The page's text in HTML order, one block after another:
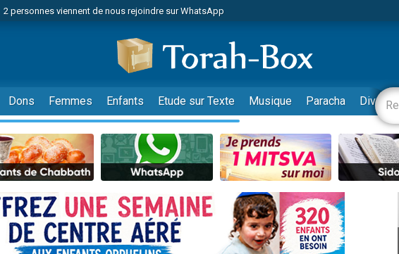
2 personnes viennent de nous rejoindre sur WhatsApp
12 nouvelles musiques dans Torah-Box Music
30 personnes viennent de faire un don pour Sauvez la jambe de Yohan
Il reste 49 places pour étudier en groupe sur Zoom
3 personnes viennent de nous rejoindre sur WhatsApp
2 personnes viennent de nous rejoindre sur WhatsApp
3 personnes viennent de nous rejoindre sur WhatsApp
2 nouvelles musiques dans Torah-Box Music
8 personnes viennent de faire un don pour Tsédaka : pauvres d'Israel
Nouvelle émission radio : Visions de grandeur n°104 : Le Chabbath et le Birkat Hamazone à
61 personnes viennent de demander une bénédiction
Dons Femmes Enfants Etude sur Texte Musique Paracha